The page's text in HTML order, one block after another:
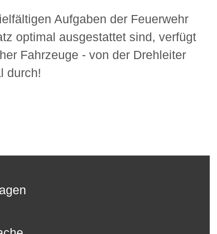
Aufgaben der Feuerwehr
optimal ausgestattet sind, verfügt
Fahrzeuge - von der Drehleiter
durch!